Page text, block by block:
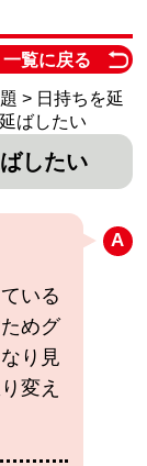
一覧に戻る
> 日持ちを延
ばしたい
したい
いる
めグ
り見
変え